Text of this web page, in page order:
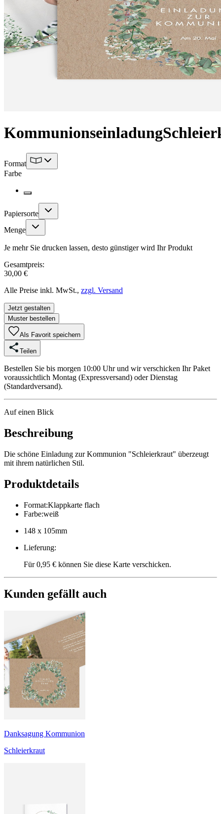
Kommunionseinladung
Format
Farbe
Papiersorte
Menge
Je mehr Sie drucken lassen, desto günstiger wird Ihr Produkt
Gesamtpreis:
30,00 €
Alle Preise inkl. MwSt., zzgl. Versand
Jetzt gestalten
Muster bestellen
Als Favorit speichern
Teilen
Bestellen Sie bis morgen 10:00 Uhr und wir verschicken Ihr Paket
voraussichtlich Montag (Expressversand) oder Dienstag
(Standardversand).
Auf einen Blick
Beschreibung
Die schöne Einladung zur Kommunion "Schleierkraut" überzeugt
mit ihrem natürlichen Stil.
Produktdetails
Format:Klappkarte flach
Farbe:weiß
148 x 105mm
Lieferung:
Für 0,95 € können Sie diese Karte verschicken.
Kunden gefällt auch
Danksagung Kommunion
Schleierkraut